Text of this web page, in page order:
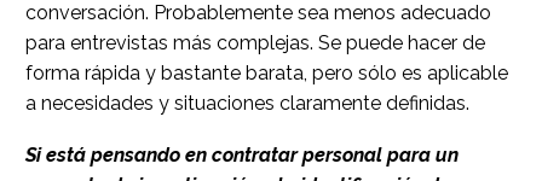
conversación. Probablemente sea menos adecuado
para entrevistas más complejas. Se puede hacer de
forma rápida y bastante barata, pero sólo es aplicable
a necesidades y situaciones claramente definidas.
Si está pensando en contratar personal para un